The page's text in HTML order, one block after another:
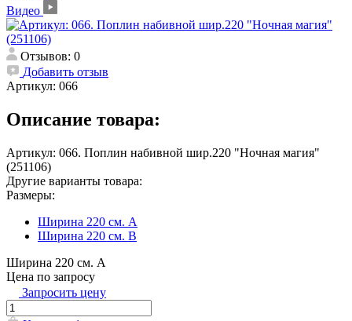
Видео
Отзывов: 0
Добавить отзыв
Артикул: 066
Описание товара:
Артикул: 066. Поплин набивной шир.220 "Ночная магия"
(251106)
Другие варианты товара:
Размеры:
Ширина 220 см. А
Ширина 220 см. В
Ширина 220 см. А
Цена по запросу
Запросить цену